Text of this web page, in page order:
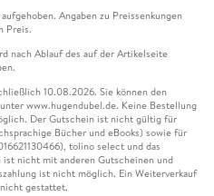
Angaben zu Preissenkungen
Preis.
nach Ablauf des auf der Artikelseite
10.08.2026. Sie können den
www.hugendubel.de. Keine Bestellung
Der Gutschein ist nicht gültig für
Bücher und eBooks) sowie für
tolino select und das
nicht mit anderen Gutscheinen und
ist nicht möglich. Ein Weiterverkauf
gestattet.